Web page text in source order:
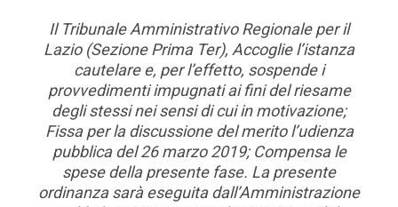
Il Tribunale Amministrativo Regionale per il
Lazio (Sezione Prima Ter), Accoglie l’istanza
cautelare e, per l’effetto, sospende i
provvedimenti impugnati ai fini del riesame
degli stessi nei sensi di cui in motivazione;
Fissa per la discussione del merito l’udienza
pubblica del 26 marzo 2019; Compensa le
spese della presente fase. La presente
ordinanza sarà eseguita dall’Amministrazione